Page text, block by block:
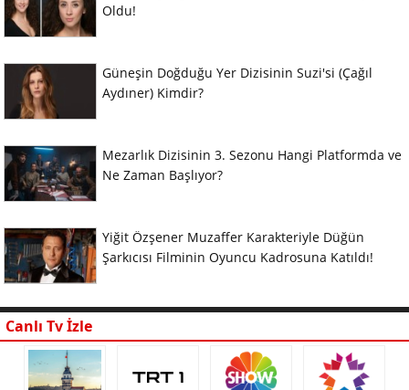
Oldu!
Güneşin Doğduğu Yer Dizisinin Suzi'si (Çağıl
Aydıner) Kimdir?
Mezarlık Dizisinin 3. Sezonu Hangi Platformda ve
Ne Zaman Başlıyor?
Yiğit Özşener Muzaffer Karakteriyle Düğün
Şarkıcısı Filminin Oyuncu Kadrosuna Katıldı!
Canlı Tv İzle